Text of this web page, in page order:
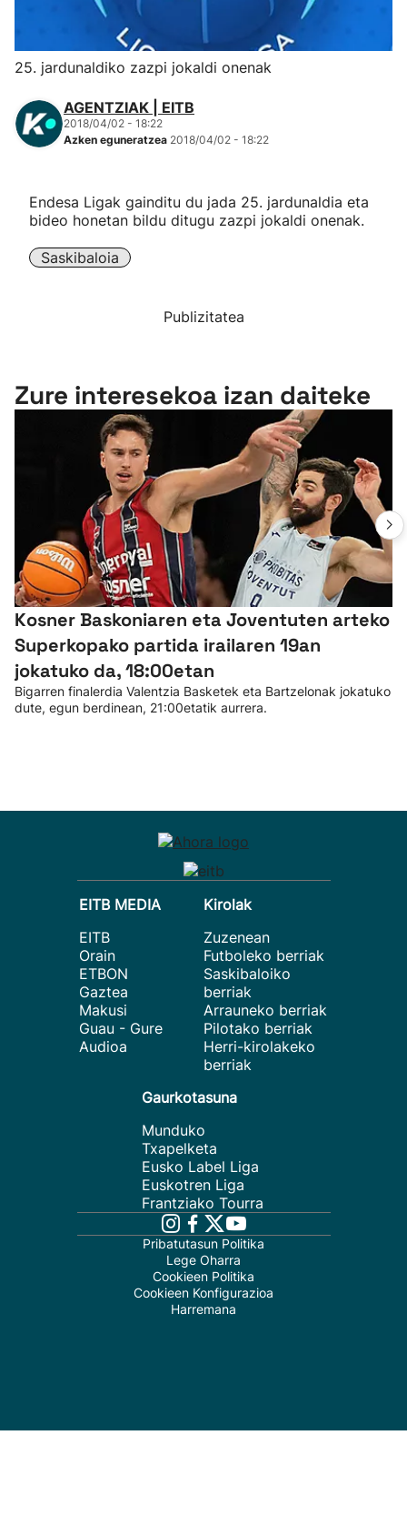
Eskubaloia
Kirolak 360
Mendi-lasterketak
25. jardunaldiko zazpi jokaldi onenak
AGENTZIAK | EITB
2018/04/02 - 18:22
Azken eguneratzea 2018/04/02 - 18:22
Endesa Ligak gainditu du jada 25. jardunaldia eta
bideo honetan bildu ditugu zazpi jokaldi onenak.
Saskibaloia
Publizitatea
Zure interesekoa izan daiteke
Kosner Baskoniaren eta Joventuten arteko
Superkopako partida irailaren 19an
jokatuko da, 18:00etan
Bigarren finalerdia Valentzia Basketek eta Bartzelonak jokatuko
dute, egun berdinean, 21:00etatik aurrera.
EITB MEDIA
EITB
Orain
ETBON
Gaztea
Makusi
Guau - Gure
Audioa
Kirolak
Zuzenean
Futboleko berriak
Saskibaloiko
berriak
Arrauneko berriak
Pilotako berriak
Herri-kirolakeko
berriak
Gaurkotasuna
Munduko
Txapelketa
Eusko Label Liga
Euskotren Liga
Frantziako Tourra
Pribatutasun Politika
Lege Oharra
Cookieen Politika
Cookieen Konfigurazioa
Harremana